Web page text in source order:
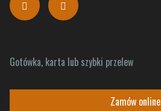
Gotówka, karta lub szybki przelew
Zamów online